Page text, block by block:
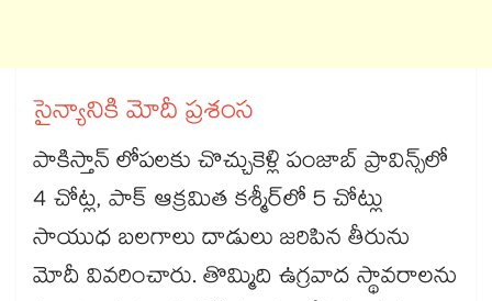
సైన్యానికి మోదీ ప్రశంస
పాకిస్తాన్​ లోపలకు చొచ్చుకెళ్లి పంజాబ్ ప్రావిన్స్‌‌లో
4 చోట్ల, పాక్ ఆక్రమిత కశ్మీర్‌‌లో 5 చోట్లు
సాయుధ బలగాలు దాడులు జరిపిన తీరును
మోదీ వివరించారు. తొమ్మిది ఉగ్రవాద స్థావరాలను